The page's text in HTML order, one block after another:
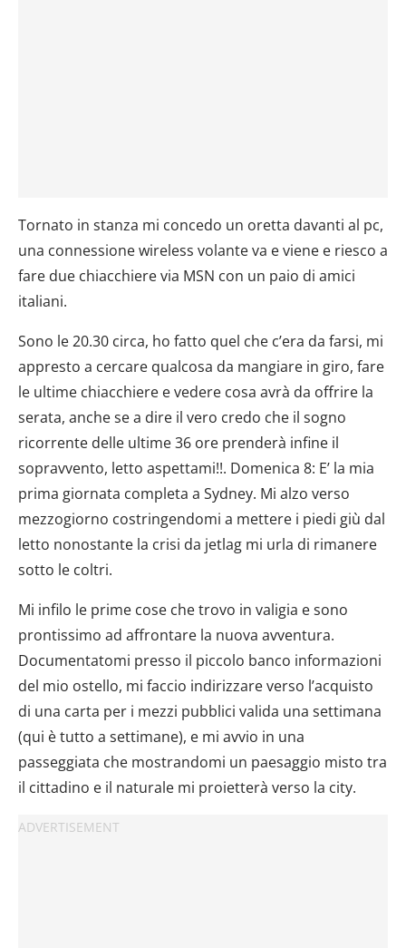
Tornato in stanza mi concedo un oretta davanti al pc,
una connessione wireless volante va e viene e riesco a
fare due chiacchiere via MSN con un paio di amici
italiani.
Sono le 20.30 circa, ho fatto quel che c’era da farsi, mi
appresto a cercare qualcosa da mangiare in giro, fare
le ultime chiacchiere e vedere cosa avrà da offrire la
serata, anche se a dire il vero credo che il sogno
ricorrente delle ultime 36 ore prenderà infine il
sopravvento, letto aspettami!!. Domenica 8: E’ la mia
prima giornata completa a Sydney. Mi alzo verso
mezzogiorno costringendomi a mettere i piedi giù dal
letto nonostante la crisi da jetlag mi urla di rimanere
sotto le coltri.
Mi infilo le prime cose che trovo in valigia e sono
prontissimo ad affrontare la nuova avventura.
Documentatomi presso il piccolo banco informazioni
del mio ostello, mi faccio indirizzare verso l’acquisto
di una carta per i mezzi pubblici valida una settimana
(qui è tutto a settimane), e mi avvio in una
passeggiata che mostrandomi un paesaggio misto tra
il cittadino e il naturale mi proietterà verso la city.